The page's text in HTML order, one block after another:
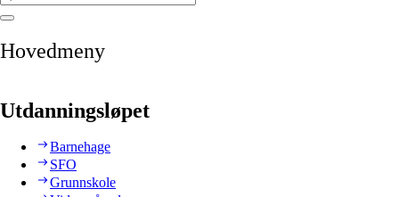
Hovedmeny
Utdanningsløpet
Barnehage
SFO
Grunnskole